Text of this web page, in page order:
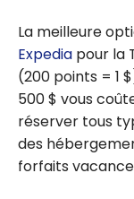
La meilleure
Expedia pour la
(200 points = 1 $
500 $ vous
réserver tous
des
forfaits